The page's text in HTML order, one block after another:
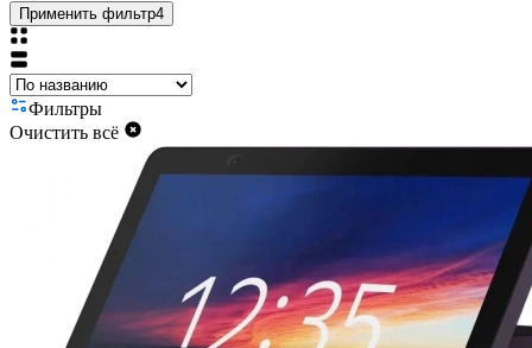
Применить фильтр4
Фильтры
Очистить всё